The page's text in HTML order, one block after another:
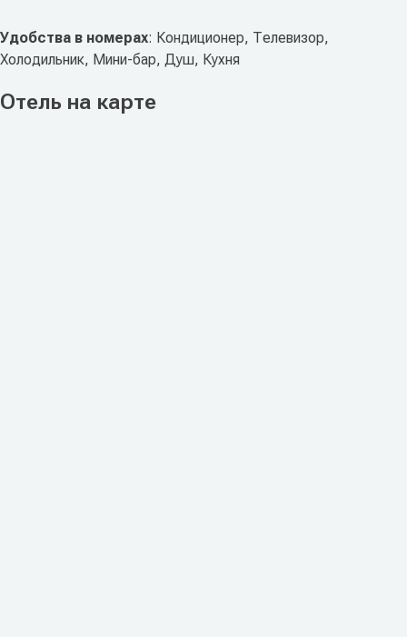
Удобства в номерах: Кондиционер, Телевизор,
Холодильник, Мини-бар, Душ, Кухня
Отель на карте